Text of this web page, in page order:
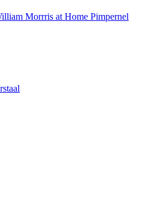
Morrris at Home Pimpernel